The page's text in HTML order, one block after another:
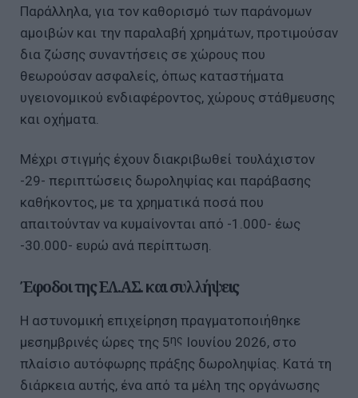
Παράλληλα, για τον καθορισμό των παράνομων
αμοιβών και την παραλαβή χρημάτων, προτιμούσαν
δια ζώσης συναντήσεις σε χώρους που
θεωρούσαν ασφαλείς, όπως καταστήματα
υγειονομικού ενδιαφέροντος, χώρους στάθμευσης
και οχήματα.
Μέχρι στιγμής έχουν διακριβωθεί τουλάχιστον
-29- περιπτώσεις δωροληψίας και παράβασης
καθήκοντος, με τα χρηματικά ποσά που
απαιτούνταν να κυμαίνονται από -1.000- έως
-30.000- ευρώ ανά περίπτωση.
Έφοδοι της ΕΛ.ΑΣ. και συλλήψεις
Η αστυνομική επιχείρηση πραγματοποιήθηκε
μεσημβρινές ώρες της 5ης Ιουνίου 2026, στο
πλαίσιο αυτόφωρης πράξης δωροληψίας. Κατά τη
διάρκεια αυτής, ένα από τα μέλη της οργάνωσης